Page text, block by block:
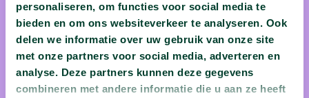
personaliseren, om functies voor social media te
bieden en om ons websiteverkeer te analyseren. Ook
delen we informatie over uw gebruik van onze site
met onze partners voor social media, adverteren en
analyse. Deze partners kunnen deze gegevens
combineren met andere informatie die u aan ze heeft
prof. dr. David Van Rooij